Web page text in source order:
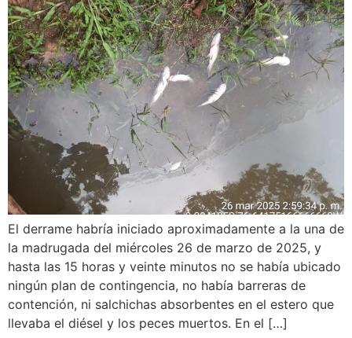
El derrame habría iniciado aproximadamente a la una de
la madrugada del miércoles 26 de marzo de 2025, y
hasta las 15 horas y veinte minutos no se había ubicado
ningún plan de contingencia, no había barreras de
contención, ni salchichas absorbentes en el estero que
llevaba el diésel y los peces muertos. En el […]